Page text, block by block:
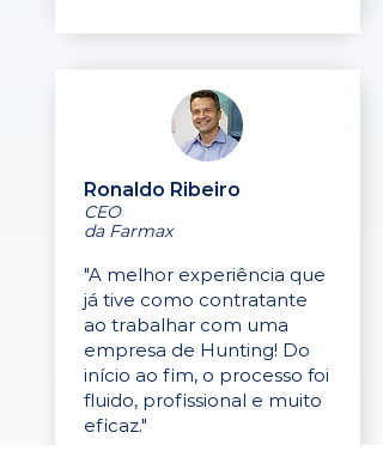
Ronaldo Ribeiro
CEO
da Farmax
"A melhor experiência que
já tive como contratante
ao trabalhar com uma
empresa de Hunting! Do
início ao fim, o processo foi
fluido, profissional e muito
eficaz."